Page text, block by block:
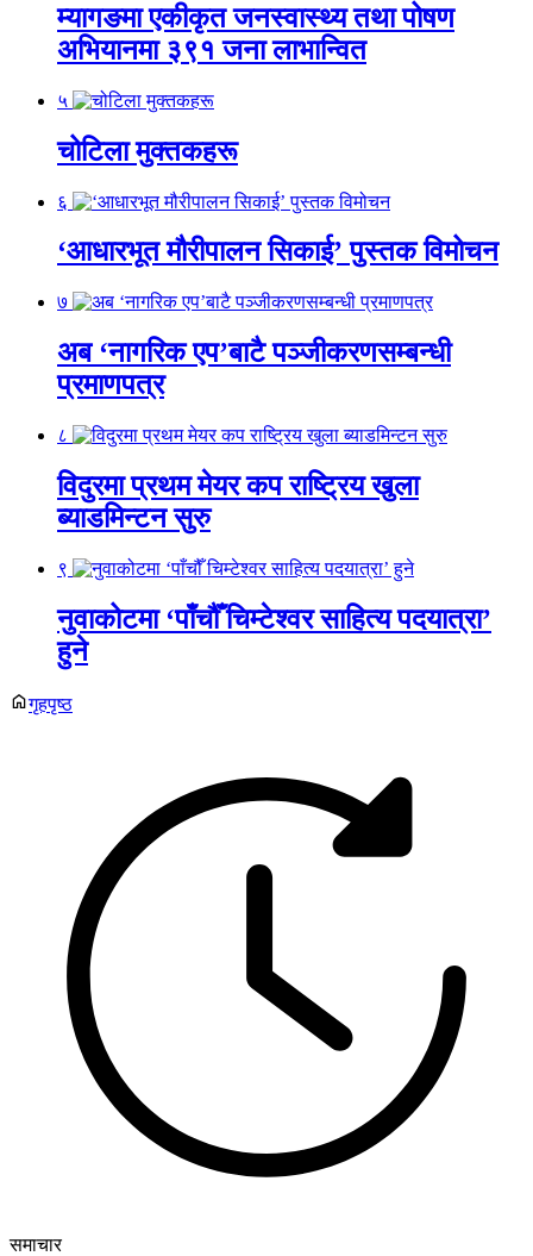
म्यागङमा एकीकृत जनस्वास्थ्य तथा पोषण
अभियानमा ३९१ जना लाभान्वित
५
चोटिला मुक्तकहरू
६
‘आधारभूत मौरीपालन सिकाई’ पुस्तक विमोचन
७
अब ‘नागरिक एप’बाटै पञ्जीकरणसम्बन्धी
प्रमाणपत्र
८
विदुरमा प्रथम मेयर कप राष्ट्रिय खुला
ब्याडमिन्टन सुरु
९
नुवाकोटमा ‘पाँचौँ चिम्टेश्वर साहित्य पदयात्रा’
हुने
गृहपृष्ठ
समाचार